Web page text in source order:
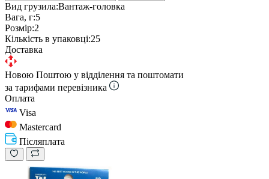
Вид грузила:Вантаж-головка
Вага, г:5
Розмір:2
Кількість в упаковці:25
Доставка
Новою Поштою у відділення та поштомати
за тарифами перевізника
Оплата
Visa
Mastercard
Післяплата